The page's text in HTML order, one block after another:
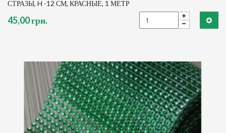
СТРАЗЫ, H -12 СМ, КРАСНЫЕ, 1 МЕТР
45,00 грн.